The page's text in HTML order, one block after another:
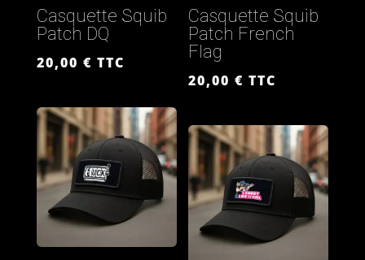
Casquette Squib
Patch DQ
20,00 € TTC
Casquette Squib
Patch French
Flag
20,00€ TTC